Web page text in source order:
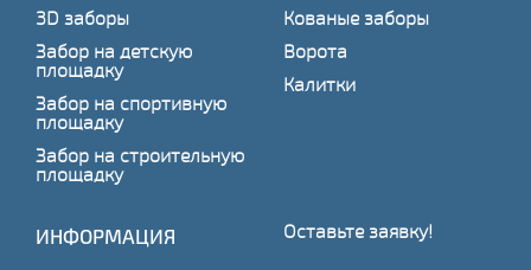
3D заборы
Забор на детскую
площадку
Забор на спортивную
площадку
Забор на строительную
площадку
Кованые заборы
Ворота
Калитки
ИНФОРМАЦИЯ Оставьте заявку!